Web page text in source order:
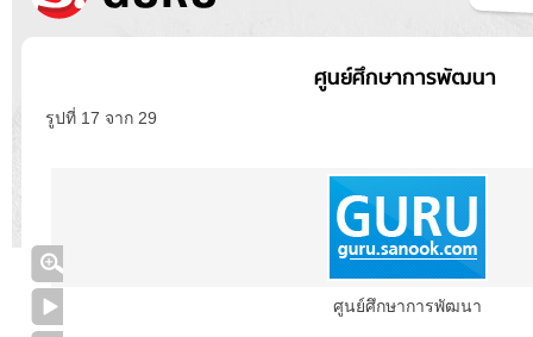
ศูนย์ศึกษาการพัฒนา
รูปที่ 17 จาก 29
ศูนย์ศึกษาการพัฒนา